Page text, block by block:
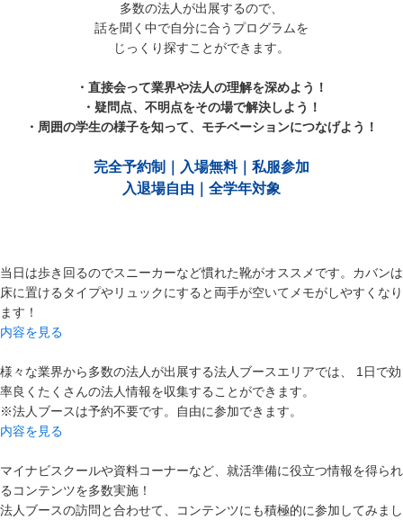
多数の法人が出展するので、
話を聞く中で自分に合うプログラムを
じっくり探すことができます。
・直接会って業界や法人の理解を深めよう！
・疑問点、不明点をその場で解決しよう！
・周囲の学生の様子を知って、モチベーションにつなげよう！
完全予約制｜入場無料｜私服参加
入退場自由｜全学年対象
当日は歩き回るのでスニーカーなど慣れた靴がオススメです。カバンは
床に置けるタイプやリュックにすると両手が空いてメモがしやすくなり
ます！
内容を見る
様々な業界から多数の法人が出展する法人ブースエリアでは、 1日で効
率良くたくさんの法人情報を収集することができます。
※法人ブースは予約不要です。自由に参加できます。
内容を見る
マイナビスクールや資料コーナーなど、就活準備に役立つ情報を得られ
るコンテンツを多数実施！
法人ブースの訪問と合わせて、コンテンツにも積極的に参加してみまし